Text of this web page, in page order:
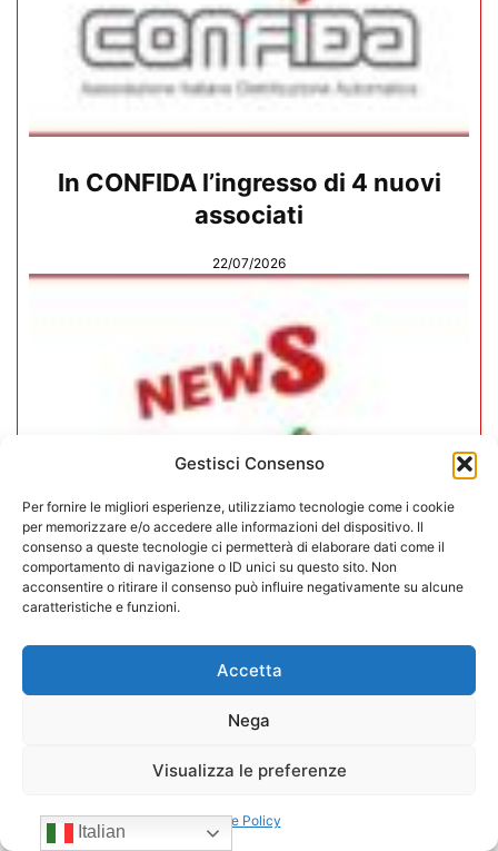
Gestisci Consenso
Per fornire le migliori esperienze, utilizziamo tecnologie come i cookie
per memorizzare e/o accedere alle informazioni del dispositivo. Il
consenso a queste tecnologie ci permetterà di elaborare dati come il
comportamento di navigazione o ID unici su questo sito. Non
acconsentire o ritirare il consenso può influire negativamente su alcune
caratteristiche e funzioni.
Accetta
Nega
Visualizza le preferenze
Cookie Policy
In CONFIDA l’ingresso di 4 nuovi
associati
22/07/2026
nuovo Consiglio di Amministrazione
Italian